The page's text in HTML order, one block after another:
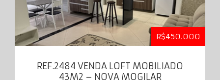
R$450.000
REF.2484 VENDA LOFT MOBILIADO
43M2 – NOVA MOGILAR